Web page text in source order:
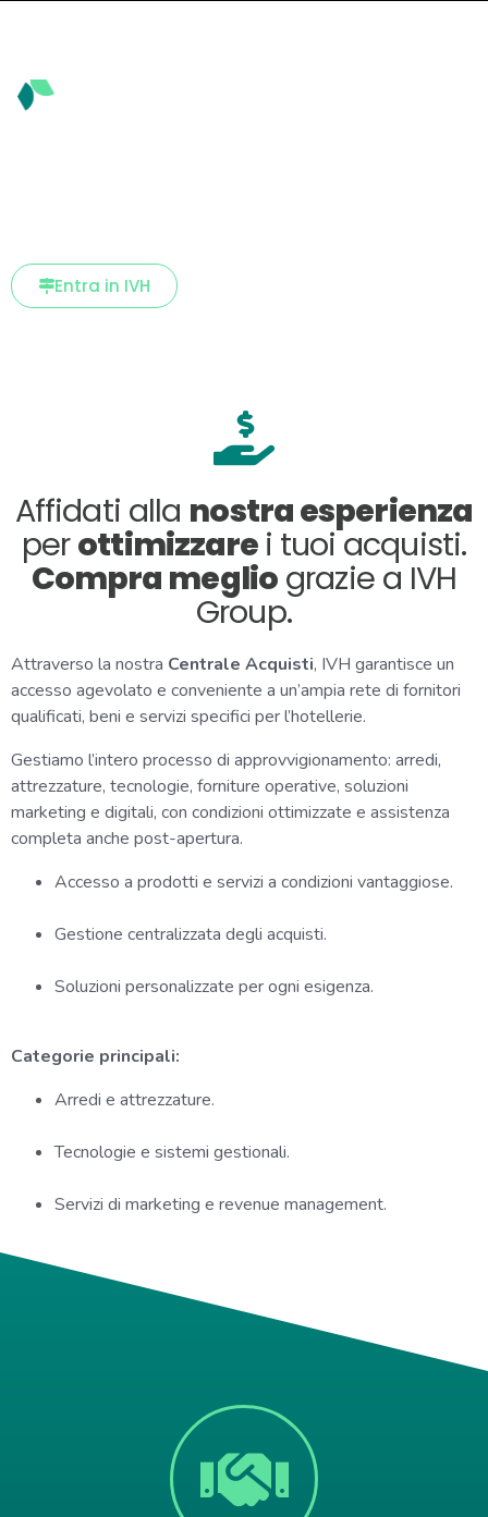
Entra in IVH
Affidati alla nostra esperienza
perottimizzare i tuoi acquisti.
Compra meglio grazie a IVH
Group.
Attraverso la nostra Centrale Acquisti, IVH garantisce un
accesso agevolato e conveniente a un’ampia rete di fornitori
qualificati, beni e servizi specifici per l’hotellerie.
Gestiamo l’intero processo di approvvigionamento: arredi,
attrezzature, tecnologie, forniture operative, soluzioni
marketing e digitali, con condizioni ottimizzate e assistenza
completa anche post-apertura.
Accesso a prodotti e servizi a condizioni vantaggiose.
Gestione centralizzata degli acquisti.
Soluzioni personalizzate per ogni esigenza.
Categorie principali:
Arredi e attrezzature.
Tecnologie e sistemi gestionali.
Servizi di marketing e revenue management.